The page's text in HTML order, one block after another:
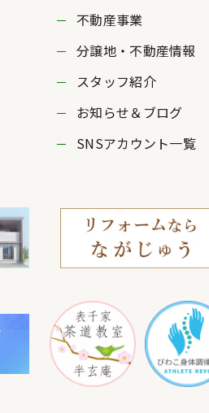
不動産事業
分譲地・不動産情報
スタッフ紹介
お知らせ＆ブログ
SNSアカウント一覧